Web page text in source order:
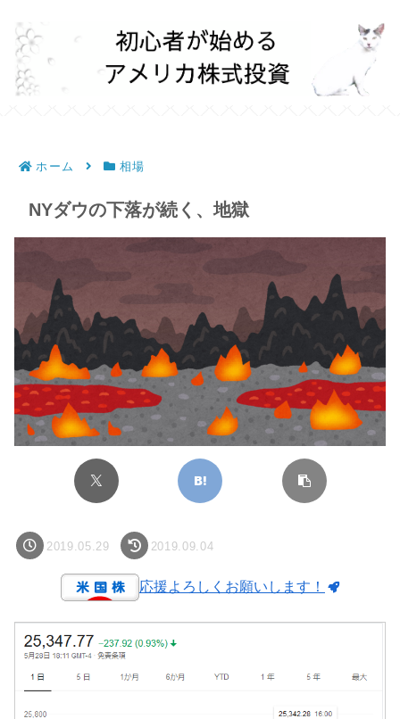
ホーム 相場
NYダウの下落が続く、地獄
2019.05.29 2019.09.04
応援よろしくお願いします！